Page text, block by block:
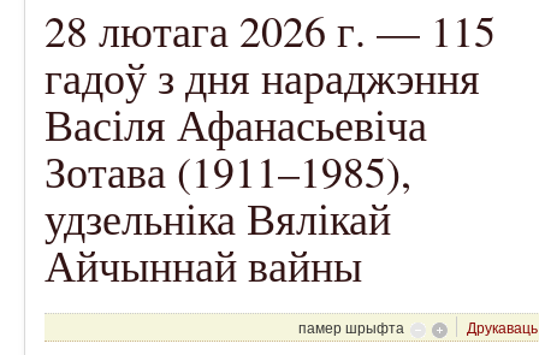
28 лютага 2026 г. — 115
гадоў з дня нараджэння
Васіля Афанасьевіча
Зотава (1911–1985),
удзельніка Вялікай
Айчыннай вайны
памер шрыфта
Друкаваць